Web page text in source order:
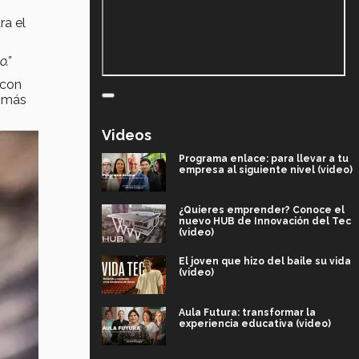
el
Videos
Programa enlace: para llevar a tu
empresa al siguiente nivel (video)
¿Quieres emprender? Conoce el
nuevo HUB de Innovación del Tec
(video)
El joven que hizo del baile su vida
(video)
Aula Futura: transformar la
experiencia educativa (video)